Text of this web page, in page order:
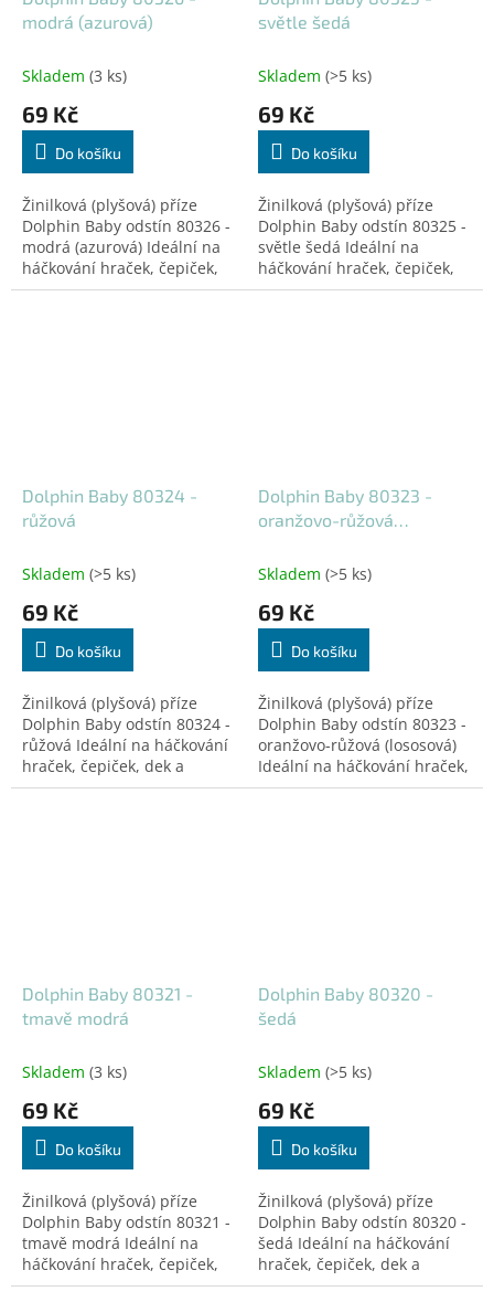
modrá (azurová)
Skladem (3 ks)
69 Kč
Do košíku
Žinilková (plyšová) příze
Dolphin Baby odstín 80326 -
modrá (azurová) Ideální na
háčkování hraček, čepiček,
dek a doplňků! Certifikovaná
světle šedá
Skladem (>5 ks)
69 Kč
Do košíku
Žinilková (plyšová) příze
Dolphin Baby odstín 80325 -
světle šedá Ideální na
háčkování hraček, čepiček,
dek a doplňků! Certifikovaná
Dolphin Baby 80324 -
růžová
Skladem (>5 ks)
69 Kč
Do košíku
Žinilková (plyšová) příze
Dolphin Baby odstín 80324 -
růžová Ideální na háčkování
hraček, čepiček, dek a
doplňků! Certifikovaná pro
Dolphin Baby 80323 -
oranžovo-růžová
Skladem (>5 ks)
69 Kč
Do košíku
Žinilková (plyšová) příze
Dolphin Baby odstín 80323 -
oranžovo-růžová (lososová)
Ideální na háčkování hraček,
čepiček, dek a doplňků!
Dolphin Baby 80321 -
tmavě modrá
Skladem (3 ks)
69 Kč
Do košíku
Žinilková (plyšová) příze
Dolphin Baby odstín 80321 -
tmavě modrá Ideální na
háčkování hraček, čepiček,
dek a doplňků! Certifikovaná
Dolphin Baby 80320 -
šedá
Skladem (>5 ks)
69 Kč
Do košíku
Žinilková (plyšová) příze
Dolphin Baby odstín 80320 -
šedá Ideální na háčkování
hraček, čepiček, dek a
doplňků! Certifikovaná pro